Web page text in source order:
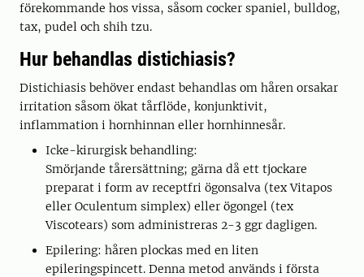
förekommande hos vissa, såsom cocker spaniel, bulldog,
tax, pudel och shih tzu.
Hur behandlas distichiasis?
Distichiasis behöver endast behandlas om håren orsakar
irritation såsom ökat tårflöde, konjunktivit,
inflammation i hornhinnan eller hornhinnesår.
Icke-kirurgisk behandling:
Smörjande tårersättning; gärna då ett tjockare
preparat i form av receptfri ögonsalva (tex Vitapos
eller Oculentum simplex) eller ögongel (tex
Viscotears) som administreras 2-3 ggr dagligen.
Epilering: håren plockas med en liten
epileringspincett. Denna metod används i första